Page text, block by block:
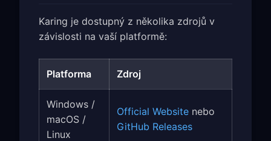
Karing je dostupný z několika zdrojů v
závislosti na vaší platformě:
Platforma Zdroj
Windows /
macOS /
Linux
Official Website nebo
GitHub Releases